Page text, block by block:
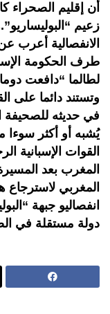
أن إقليم الصحراء
زعيم
الانفصالية أعرب
طرف الحكومة
لطالما “دافعت
وتستند دائما على
في حديثه للصحيفة
القوات الإسبانية
المغرب بعد
المغربي لاسترجاع
انفصاليو جبهة
دولة مستقلة في